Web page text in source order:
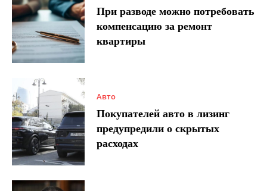
При разводе можно потребовать
компенсацию за ремонт
квартиры
Авто
Покупателей авто в лизинг
предупредили о скрытых
расходах